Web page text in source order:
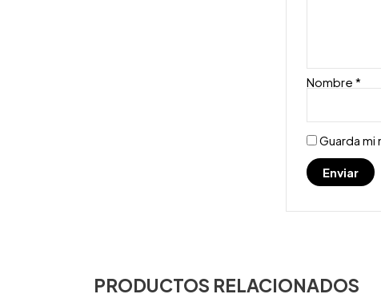
Nombre*
Guarda
PRODUCTOS RELACIONADOS